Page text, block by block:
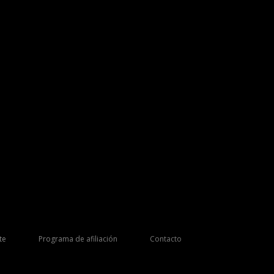
Programa de afiliación Contacto